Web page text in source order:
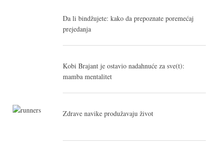
Da li bindžujete: kako da prepoznate poremećaj
prejedanja
Kobi Brajant je ostavio nadahnuće za sve(t):
mamba mentalitet
Zdrave navike produžavaju život